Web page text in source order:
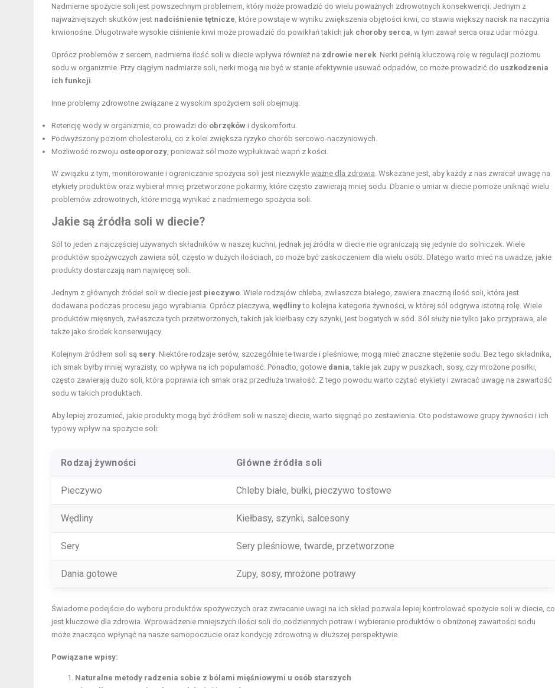
Nadmierne spożycie soli jest powszechnym problemem, który może prowadzić do wielu poważnych zdrowotnych konsekwencji. Jednym z
najważniejszych skutków jest nadciśnienie tętnicze, które powstaje w wyniku zwiększenia objętości krwi, co stawia większy nacisk na naczynia
krwionośne. Długotrwałe wysokie ciśnienie krwi może prowadzić do powikłań takich jak choroby serca, w tym zawał serca oraz udar mózgu.
Oprócz problemów z sercem, nadmierna ilość soli w diecie wpływa również na zdrowie nerek. Nerki pełnią kluczową rolę w regulacji poziomu
sodu w organizmie. Przy ciągłym nadmiarze soli, nerki mogą nie być w stanie efektywnie usuwać odpadów, co może prowadzić do uszkodzenia
ich funkcji.
Inne problemy zdrowotne związane z wysokim spożyciem soli obejmują:
Retencję wody w organizmie, co prowadzi do obrzęków i dyskomfortu.
Podwyższony poziom cholesterolu, co z kolei zwiększa ryzyko chorób sercowo-naczyniowych.
Możliwość rozwoju osteoporozy, ponieważ sól może wypłukiwać wapń z kości.
W związku z tym, monitorowanie i ograniczanie spożycia soli jest niezwykle ważne dla zdrowia. Wskazane jest, aby każdy z nas zwracał uwagę na
etykiety produktów oraz wybierał mniej przetworzone pokarmy, które często zawierają mniej sodu. Dbanie o umiar w diecie pomoże uniknąć wielu
problemów zdrowotnych, które mogą wynikać z nadmiernego spożycia soli.
Jakie są źródła soli w diecie?
Sól to jeden z najczęściej używanych składników w naszej kuchni, jednak jej źródła w diecie nie ograniczają się jedynie do solniczek. Wiele
produktów spożywczych zawiera sól, często w dużych ilościach, co może być zaskoczeniem dla wielu osób. Dlatego warto mieć na uwadze, jakie
produkty dostarczają nam najwięcej soli.
Jednym z głównych źródeł soli w diecie jest pieczywo. Wiele rodzajów chleba, zwłaszcza białego, zawiera znaczną ilość soli, która jest
dodawana podczas procesu jego wyrabiania. Oprócz pieczywa, wędlinyto kolejna kategoria żywności, w której sól odgrywa istotną rolę. Wiele
produktów mięsnych, zwłaszcza tych przetworzonych, takich jak kiełbasy czy szynki, jest bogatych w sód. Sól służy nie tylko jako przyprawa, ale
także jako środek konserwujący.
Kolejnym źródłem soli są sery. Niektóre rodzaje serów, szczególnie te twarde i pleśniowe, mogą mieć znaczne stężenie sodu. Bez tego składnika,
ich smak byłby mniej wyrazisty, co wpływa na ich popularność. Ponadto, gotowe dania, takie jak zupy w puszkach, sosy, czy mrożone posiłki,
często zawierają dużo soli, która poprawia ich smak oraz przedłuża trwałość. Z tego powodu warto czytać etykiety i zwracać uwagę na zawartość
sodu w takich produktach.
Aby lepiej zrozumieć, jakie produkty mogą być źródłem soli w naszej diecie, warto sięgnąć po zestawienia. Oto podstawowe grupy żywności i ich
typowy wpływ na spożycie soli:
Rodzaj żywności Główne źródła soli
Pieczywo Chleby białe, bułki, pieczywo tostowe
Wędliny Kiełbasy, szynki, salcesony
Sery Sery pleśniowe, twarde, przetworzone
Dania gotowe Zupy, sosy, mrożone potrawy
Świadome podejście do wyboru produktów spożywczych oraz zwracanie uwagi na ich skład pozwala lepiej kontrolować spożycie soli w diecie, co
jest kluczowe dla zdrowia. Wprowadzenie mniejszych ilości soli do codziennych potraw i wybieranie produktów o obniżonej zawartości sodu
może znacząco wpłynąć na nasze samopoczucie oraz kondycję zdrowotną w dłuższej perspektywie.
Powiązane wpisy:
Naturalne metody radzenia sobie z bólami mięśniowymi u osób starszych